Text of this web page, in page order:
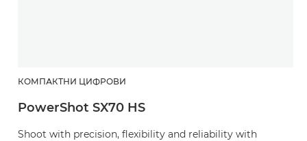
КОМПАКТНИ ЦИФРОВИ
PowerShot SX70 HS
Shoot with precision, flexibility and reliability with